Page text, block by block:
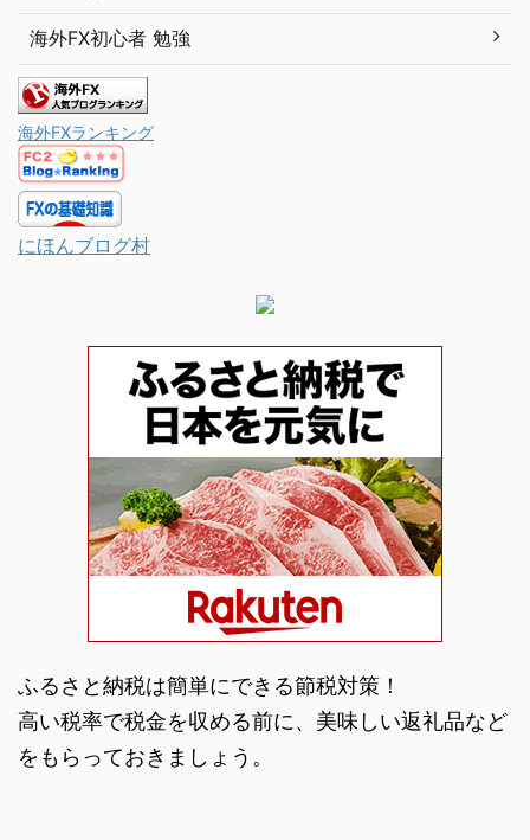
海外FX初心者 勉強
海外FXランキング
にほんブログ村
ふるさと納税は簡単にできる節税対策！
高い税率で税金を収める前に、美味しい返礼品など
をもらっておきましょう。